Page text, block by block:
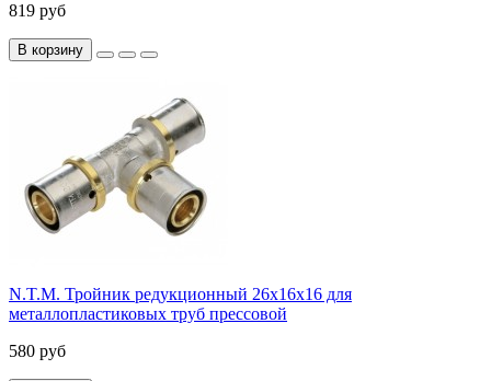
819 руб
В корзину
N.T.M. Тройник редукционный 26x16x16 для
металлопластиковых труб прессовой
580 руб